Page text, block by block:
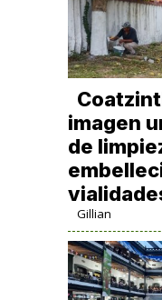
imagen
de
Gillian